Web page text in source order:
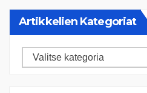
Artikkelien Kategoriat
Artikkelien